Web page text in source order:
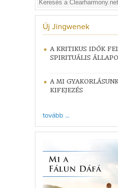
Új Jingwenek
A KRITIKUS IDŐK
SPIRITUÁLIS
A MI
KIFEJEZÉS
tovább ...